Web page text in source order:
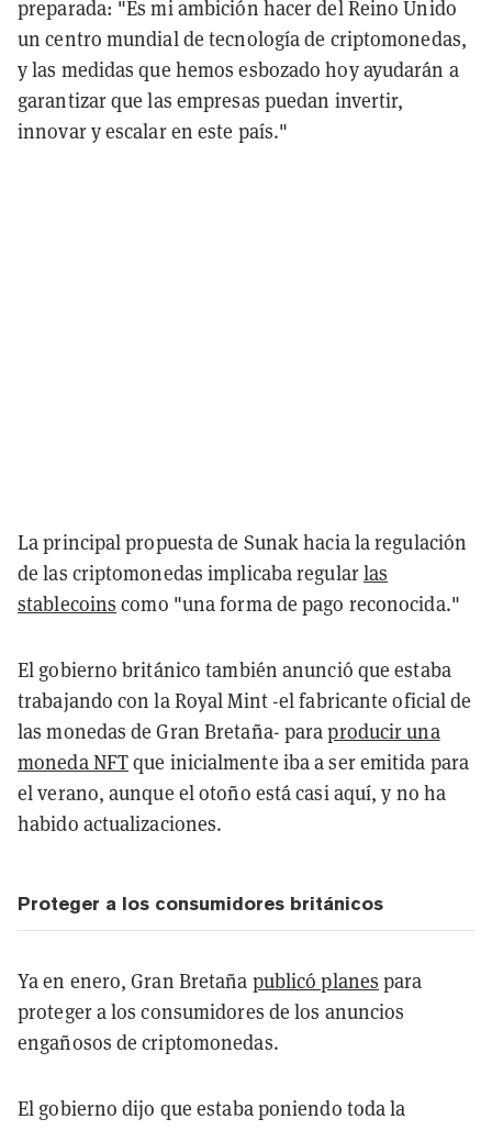
preparada: "Es mi ambición hacer del Reino Unido
un centro mundial de tecnología de criptomonedas,
y las medidas que hemos esbozado hoy ayudarán a
garantizar que las empresas puedan invertir,
innovar y escalar en este país."
La principal propuesta de Sunak hacia la regulación
de las criptomonedas implicaba regularlas
stablecoins como "una forma de pago reconocida."
El gobierno británico también anunció que estaba
trabajando con la Royal Mint -el fabricante oficial de
las monedas de Gran Bretaña- paraproducir una
moneda NFTque inicialmente iba a ser emitida para
el verano, aunque el otoño está casi aquí, y no ha
habido actualizaciones.
Proteger a los consumidores británicos
Ya en enero, Gran Bretaña publicó planes para
proteger a los consumidores de los anuncios
engañosos de criptomonedas.
El gobierno dijo que estaba poniendo toda la